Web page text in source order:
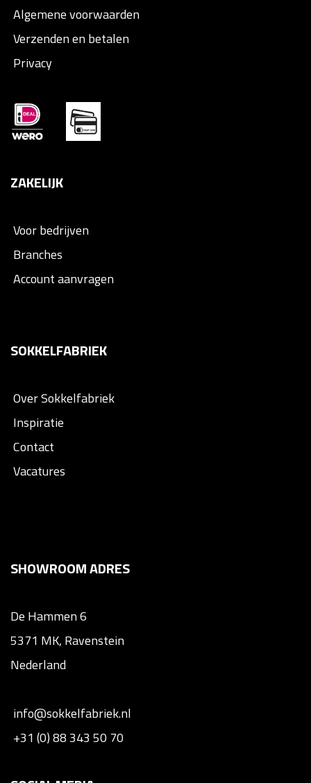
Algemene voorwaarden
Verzenden en betalen
Privacy
ZAKELIJK
Voor bedrijven
Branches
Account aanvragen
SOKKELFABRIEK
Over Sokkelfabriek
Inspiratie
Contact
Vacatures
SHOWROOM ADRES
De Hammen 6
5371 MK, Ravenstein
Nederland
info@sokkelfabriek.nl
+31 (0) 88 343 50 70